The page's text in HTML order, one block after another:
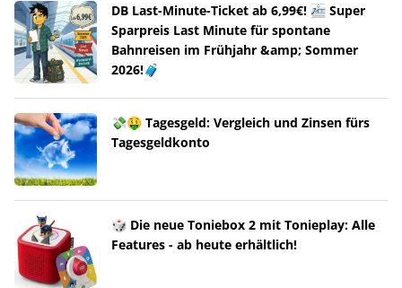
DB Last-Minute-Ticket ab 6,99€! 🚈 Super
Sparpreis Last Minute für spontane
Bahnreisen im Frühjahr &amp; Sommer
2026!🧳
💸🤑 Tagesgeld: Vergleich und Zinsen fürs
Tagesgeldkonto
🎲 Die neue Toniebox 2 mit Tonieplay: Alle
Features - ab heute erhältlich!